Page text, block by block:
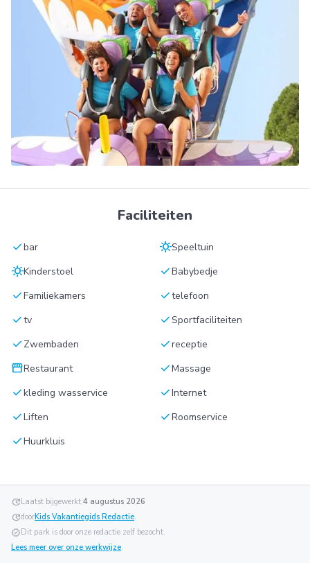
Faciliteiten
checkbar sunnySpeeltuin
sunnyKinderstoel checkBabybedje
checkFamiliekamers checktelefoon
checktv checkSportfaciliteiten
check Zwembaden checkreceptie
storefrontRestaurant checkMassage
checkkleding wasservice checkInternet
checkLiften checkRoomservice
checkHuurkluis
updateLaatst bijgewerkt:4 augustus 2026
updatedoorKids Vakantiegids Redactie.
verifiedDit park is door onze redactie zelf bezocht.
Lees meer over onze werkwijze.